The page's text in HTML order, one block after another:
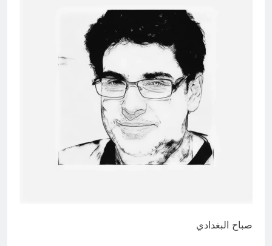
الكراهية ثياب الثقافة
5 ساعات Ago
صباح البغدادي